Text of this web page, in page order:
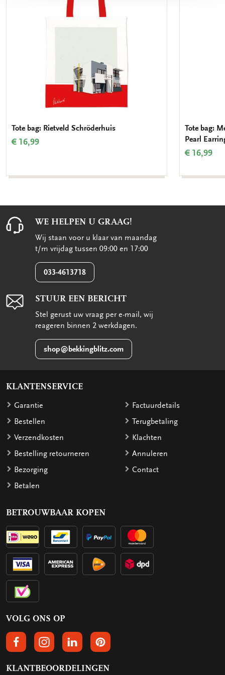
Tote bag: Rietveld Schröderhuis
€ 16,99
Tote bag:
Pearl
€ 16,99
WE HELPEN U GRAAG!
Wij staan voor u klaar van maandag
t/m vrijdag tussen 09:00 en 17:00
033-4613718
STUUR EEN BERICHT
Stel gerust uw vraag per e-mail, wij
reageren binnen 2 werkdagen.
shop@bekkingblitz.com
KLANTENSERVICE
Garantie
Bestellen
Verzendkosten
Bestelling retourneren
Bezorging
Betalen
Factuurdetails
Terugbetaling
Klachten
Annuleren
Contact
BETROUWBAAR KOPEN
VOLG ONS OP
VOLGS ONS OP FACEBOOK
VOLG ONS OP INSTAGRAM
VOLG ONS OP LINKEDIN
VOLG ONS OP PINTEREST
KLANTBEOORDELINGEN